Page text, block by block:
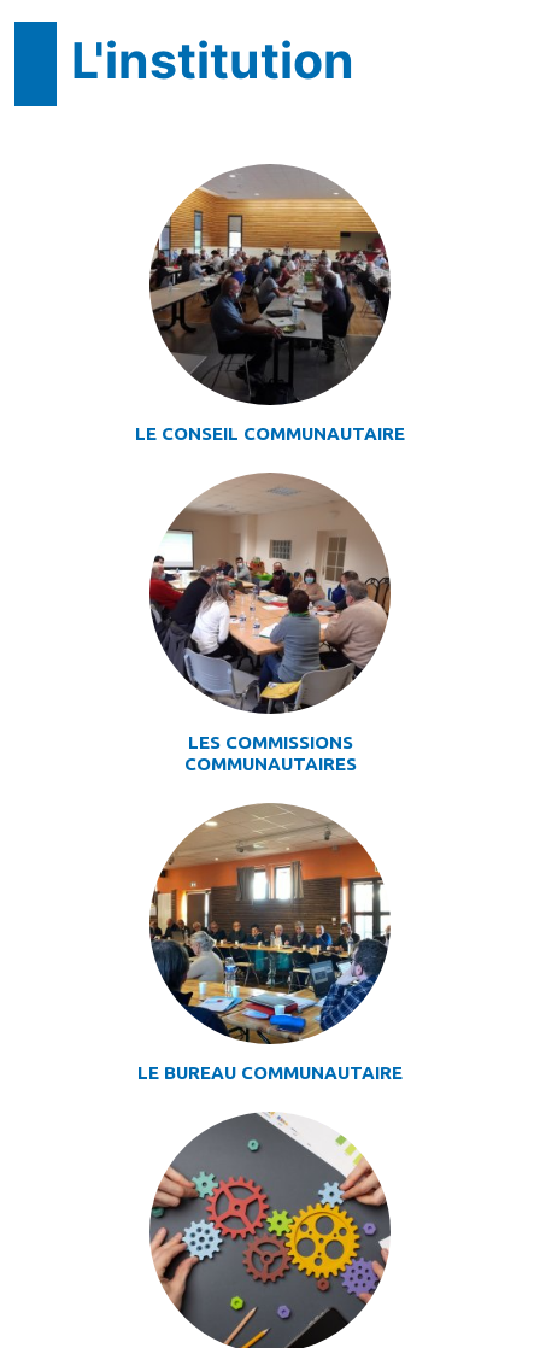
L'institution
LE CONSEIL COMMUNAUTAIRE
LES COMMISSIONS
COMMUNAUTAIRES
LE BUREAU COMMUNAUTAIRE